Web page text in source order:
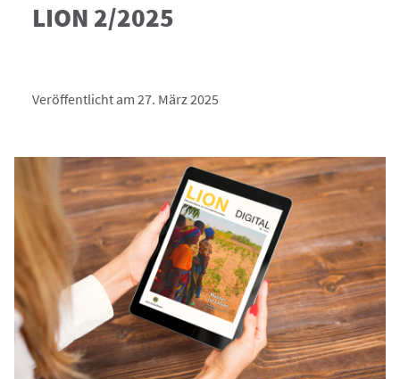
LION 2/2025
Veröffentlicht am 27. März 2025